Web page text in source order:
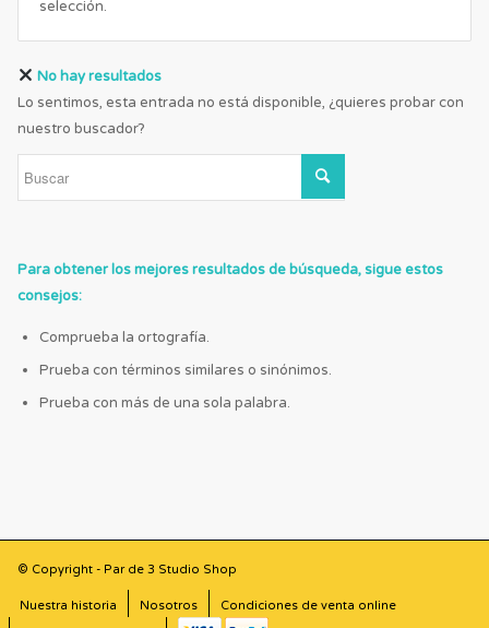
selección.
No hay resultados
Lo sentimos, esta entrada no está disponible, ¿quieres probar con
nuestro buscador?
Para obtener los mejores resultados de búsqueda, sigue estos
consejos:
Comprueba la ortografía.
Prueba con términos similares o sinónimos.
Prueba con más de una sola palabra.
© Copyright - Par de 3 Studio Shop
Nuestra historia Nosotros
Condiciones de venta online